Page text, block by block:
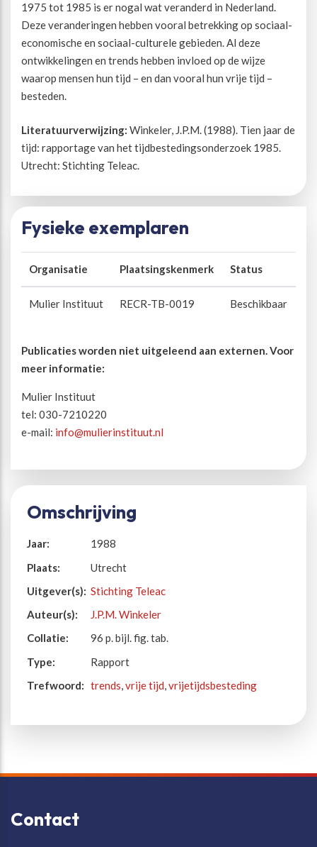
1975 tot 1985 is er nogal wat veranderd in Nederland.
Deze veranderingen hebben vooral betrekking op sociaal-
economische en sociaal-culturele gebieden. Al deze
ontwikkelingen en trends hebben invloed op de wijze
waarop mensen hun tijd – en dan vooral hun vrije tijd –
besteden.
Literatuurverwijzing: Winkeler, J.P.M. (1988). Tien jaar de
tijd: rapportage van het tijdbestedingsonderzoek 1985.
Utrecht: Stichting Teleac.
Fysieke exemplaren
Organisatie Plaatsingskenmerk Status
Mulier Instituut RECR-TB-0019 Beschikbaar
Publicaties worden niet uitgeleend aan externen. Voor
meer informatie:
Mulier Instituut
tel: 030-7210220
e-mail: info@mulierinstituut.nl
Omschrijving
Jaar:
1988
Plaats:
Utrecht
Uitgever(s): Stichting Teleac
Auteur(s):
J.P.M. Winkeler
Collatie:
96 p. bijl. fig. tab.
Type:
Rapport
Trefwoord: trends,vrije tijd,vrijetijdsbesteding
Contact
Kansengelijkheid
Esports, gaming en gamification
Alle thema’s
Persvoorlichting en Public Affairs